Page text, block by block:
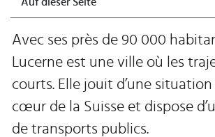
Avec ses près de 90 000
Lucerne est une ville où les
courts. Elle jouit d’une
cœur de la Suisse et dispose
de transports publics.